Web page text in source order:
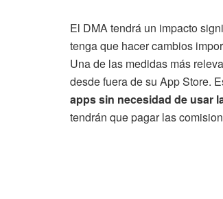
El DMA tendrá un impacto
tenga que hacer cambios
Una de las medidas más
desde fuera de su App Store.
apps sin necesidad de usar
tendrán que pagar las